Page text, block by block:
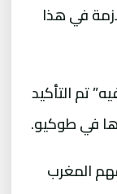
في هذا
تم التأكيد
في طوكيو.
المغرب